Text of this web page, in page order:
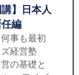
】日本人
編
事も最初
経営塾
の基礎と